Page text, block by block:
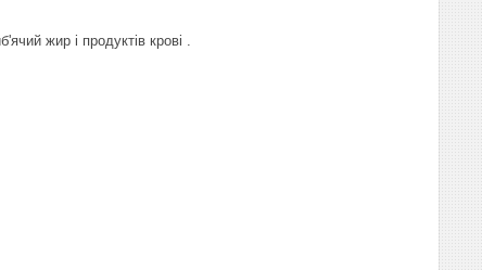
жир і продуктів крові .